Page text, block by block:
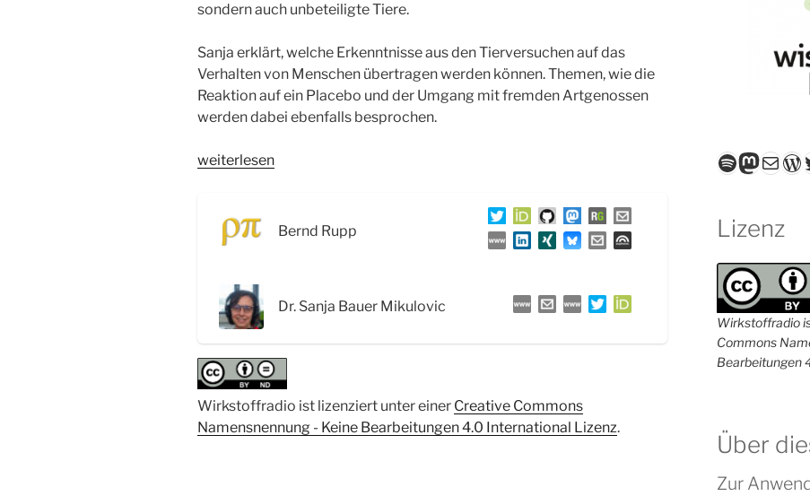
sondern auch unbeteiligte Tiere.
Sanja erklärt, welche Erkenntnisse aus den Tierversuchen auf das
Verhalten von Menschen übertragen werden können. Themen, wie die
Reaktion auf ein Placebo und der Umgang mit fremden Artgenossen
werden dabei ebenfalls besprochen.
„WSR079
Emotion
Kognition
Interview
Dr.
Sanja
Bauer
Mikulovic“
weiterlesen
Bernd Rupp
Dr. Sanja Bauer Mikulovic
Wirkstoffradio ist lizenziert unter einer Creative Commons
Namensnennung - Keine Bearbeitungen 4.0 International Lizenz.
Spotify
E-Mail
Lizenz
Wirkstoffradio
Commons
Bearbeitungen
Über
Zur